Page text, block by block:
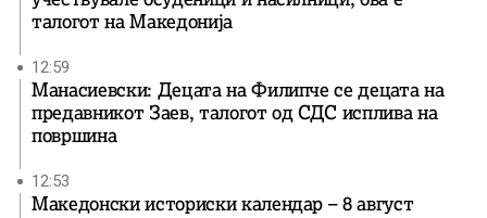
талогот на Македонија
12:59
Манасиевски: Децата на Филипче се децата на
предавникот Заев, талогот од СДС исплива на
површина
12:53
Македонски историски календар – 8 август